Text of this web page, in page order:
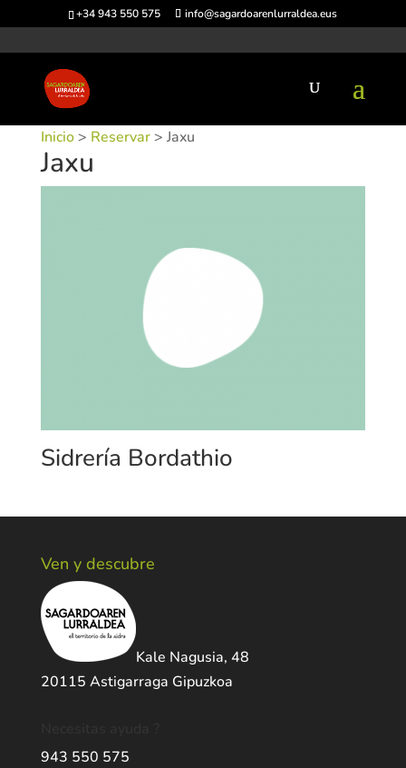
+34 943 550 575 info@sagardoarenlurraldea.eus
Inicio> Reservar> Jaxu
Jaxu
Sidrería Bordathio
Ven y descubre
Kale Nagusia, 48
20115 Astigarraga Gipuzkoa
943 550 575